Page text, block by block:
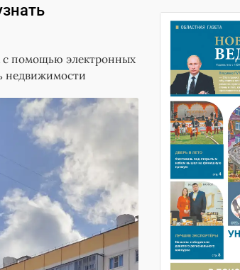
с помощью электронных
недвижимости